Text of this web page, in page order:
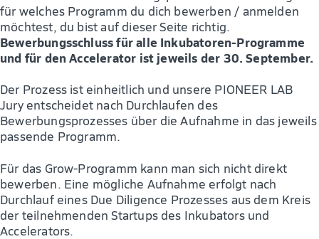
für welches Programm du dich bewerben / anmelden
möchtest, du bist auf dieser Seite richtig.
Bewerbungsschluss für alle Inkubatoren-Programme
und für den Accelerator ist jeweils der 30. September.
Der Prozess ist einheitlich und unsere PIONEER LAB
Jury entscheidet nach Durchlaufen des
Bewerbungsprozesses über die Aufnahme in das jeweils
passende Programm.
Für das Grow-Programm kann man sich nicht direkt
bewerben. Eine mögliche Aufnahme erfolgt nach
Durchlauf eines Due Diligence Prozesses aus dem Kreis
der teilnehmenden Startups des Inkubators und
Accelerators.